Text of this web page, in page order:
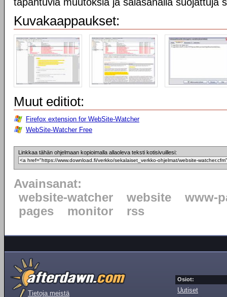
Kuvakaappaukset:
Muut editiot:
Firefox extension for WebSite-Watcher
WebSite-Watcher Free
Linkkaa tähän ohjelmaan kopioimalla allaoleva teksti kotisivuillesi:
Avainsanat:
website-watcher
website
www-
pages
monitor rss
Tietoja meistä
Osiot:
Uutiset